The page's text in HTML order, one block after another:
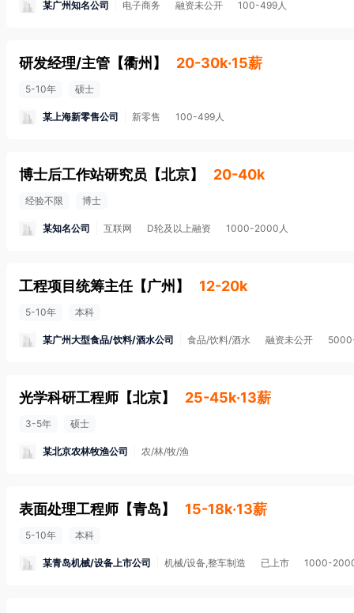
某广州知名公司 电子商务 融资未公开 100-499人
研发经理/主管 【衢州 】 20-30k·15薪
5-10年 硕士
某上海新零售公司 新零售 100-499人
博士后工作站研究员 【北京】 20-40k
经验不限 博士
某知名公司 互联网 D轮及以上融资 1000-2000人
工程项目统筹主任 【广州 】 12-20k
5-10年 本科
某广州大型食品/饮料/酒水公司 食品/饮料/酒水 融资未公开
光学科研工程师 【北京】 25-45k·13薪
3-5年 硕士
某北京农林牧渔公司 农/林/牧/渔
表面处理工程师 【青岛】 15-18k·13薪
5-10年 本科
某青岛机械/设备上市公司 机械/设备,整车制造 已上市 1000-